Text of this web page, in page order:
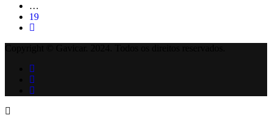
…
19